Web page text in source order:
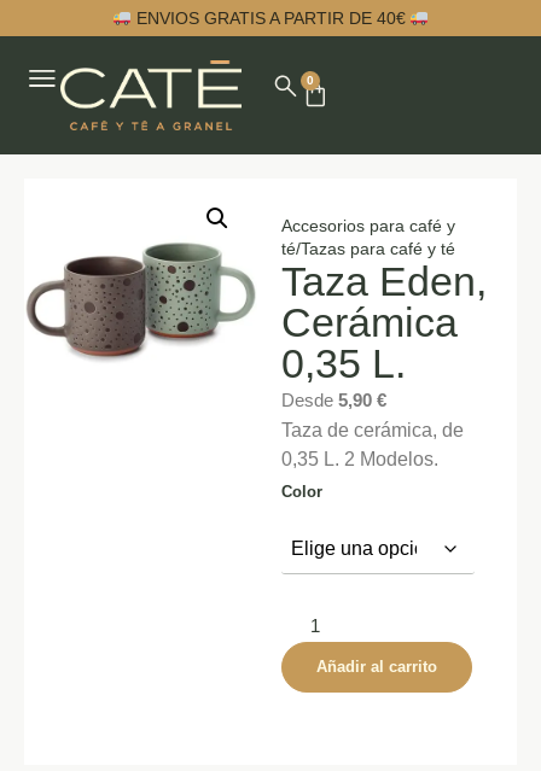
ENVIOS GRATIS A PARTIR DE 40€
0
Accesorios para café y
té/Tazas para café y té
Taza Eden,
Cerámica
0,35 L.
Desde5,90€
Taza de cerámica, de
0,35 L. 2 Modelos.
Color
Añadir al carrito